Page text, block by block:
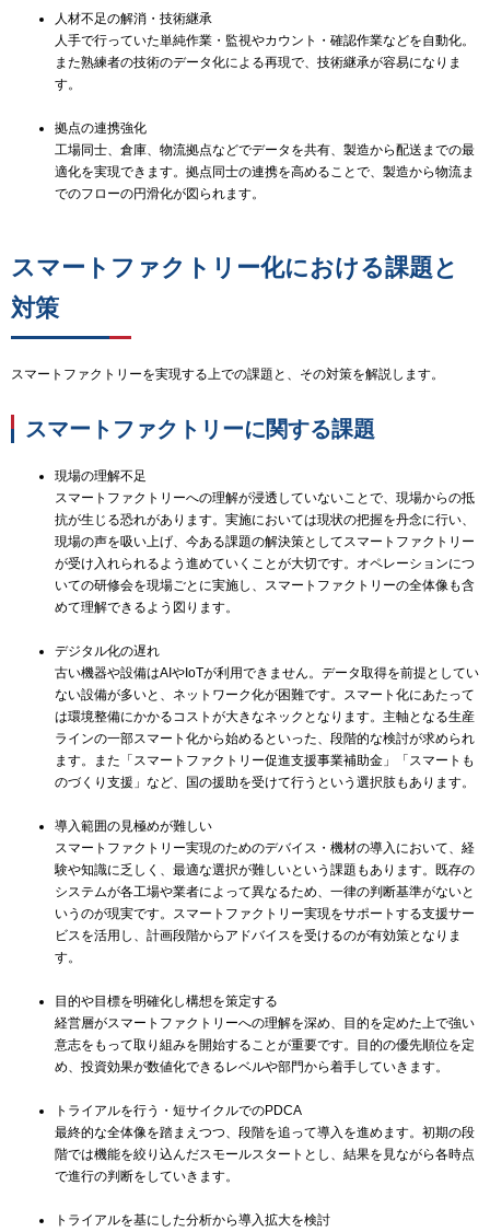
人材不足の解消・技術継承
人手で行っていた単純作業・監視やカウント・確認作業などを自動化。
また熟練者の技術のデータ化による再現で、技術継承が容易になりま
す。
拠点の連携強化
工場同士、倉庫、物流拠点などでデータを共有、製造から配送までの最
適化を実現できます。拠点同士の連携を高めることで、製造から物流ま
でのフローの円滑化が図られます。
スマートファクトリー化における課題と
対策
スマートファクトリーを実現する上での課題と、その対策を解説します。
スマートファクトリーに関する課題
現場の理解不足
スマートファクトリーへの理解が浸透していないことで、現場からの抵
抗が生じる恐れがあります。実施においては現状の把握を丹念に行い、
現場の声を吸い上げ、今ある課題の解決策としてスマートファクトリー
が受け入れられるよう進めていくことが大切です。オペレーションにつ
いての研修会を現場ごとに実施し、スマートファクトリーの全体像も含
めて理解できるよう図ります。
デジタル化の遅れ
古い機器や設備はAIやIoTが利用できません。データ取得を前提としてい
ない設備が多いと、ネットワーク化が困難です。スマート化にあたって
は環境整備にかかるコストが大きなネックとなります。主軸となる生産
ラインの一部スマート化から始めるといった、段階的な検討が求められ
ます。また「スマートファクトリー促進支援事業補助金」「スマートも
のづくり支援」など、国の援助を受けて行うという選択肢もあります。
導入範囲の見極めが難しい
スマートファクトリー実現のためのデバイス・機材の導入において、経
験や知識に乏しく、最適な選択が難しいという課題もあります。既存の
システムが各工場や業者によって異なるため、一律の判断基準がないと
いうのが現実です。スマートファクトリー実現をサポートする支援サー
ビスを活用し、計画段階からアドバイスを受けるのが有効策となりま
す。
目的や目標を明確化し構想を策定する
経営層がスマートファクトリーへの理解を深め、目的を定めた上で強い
意志をもって取り組みを開始することが重要です。目的の優先順位を定
め、投資効果が数値化できるレベルや部門から着手していきます。
トライアルを行う・短サイクルでのPDCA
最終的な全体像を踏まえつつ、段階を追って導入を進めます。初期の段
階では機能を絞り込んだスモールスタートとし、結果を見ながら各時点
で進行の判断をしていきます。
トライアルを基にした分析から導入拡大を検討